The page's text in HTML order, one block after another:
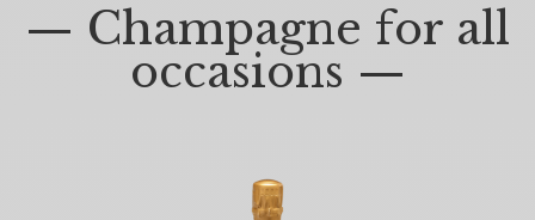
— Champagne for all
occasions —